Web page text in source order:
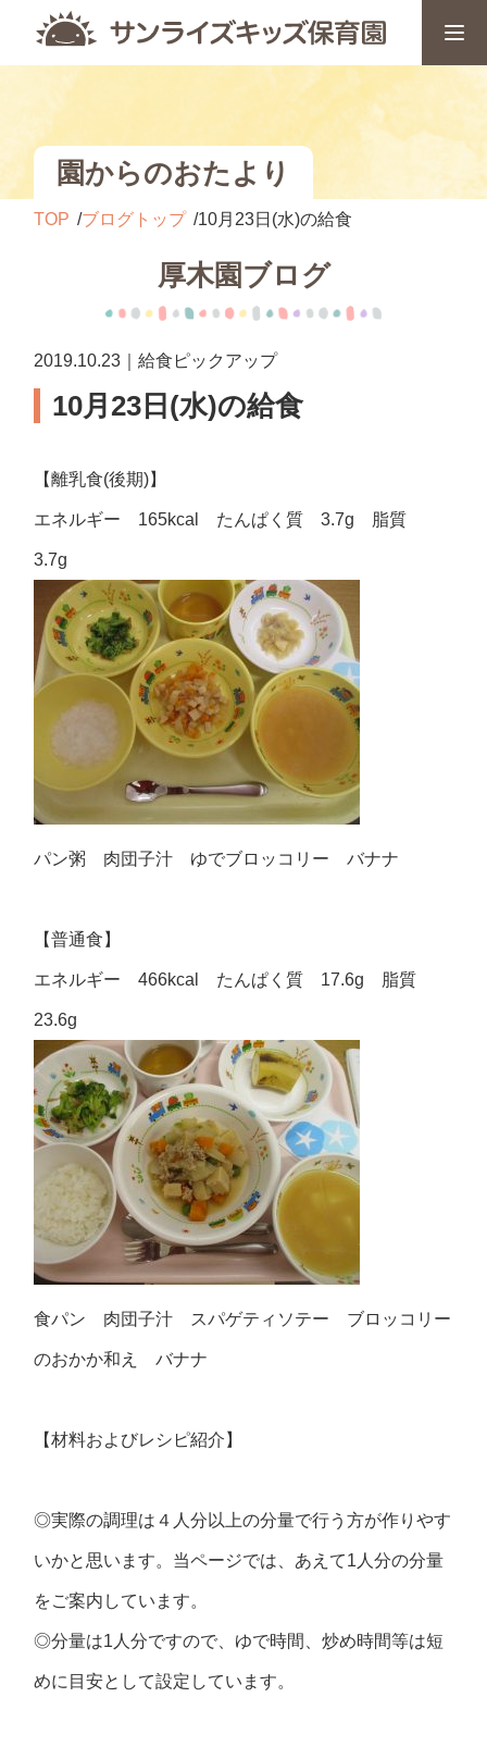
園からのおたより
TOP ブログトップ 10月23日(水)の給食
厚木園ブログ
2019.10.23｜給食ピックアップ
10月23日(水)の給食
【離乳食(後期)】
エネルギー 165kcal たんぱく質 3.7g 脂質
3.7g
パン粥 肉団子汁 ゆでブロッコリー バナナ
【普通食】
エネルギー 466kcal たんぱく質 17.6g 脂質
23.6g
食パン 肉団子汁 スパゲティソテー ブロッコリー
のおかか和え バナナ
【材料およびレシピ紹介】
◎実際の調理は４人分以上の分量で行う方が作りやす
いかと思います。当ページでは、あえて1人分の分量
をご案内しています。
◎分量は1人分ですので、ゆで時間、炒め時間等は短
めに目安として設定しています。